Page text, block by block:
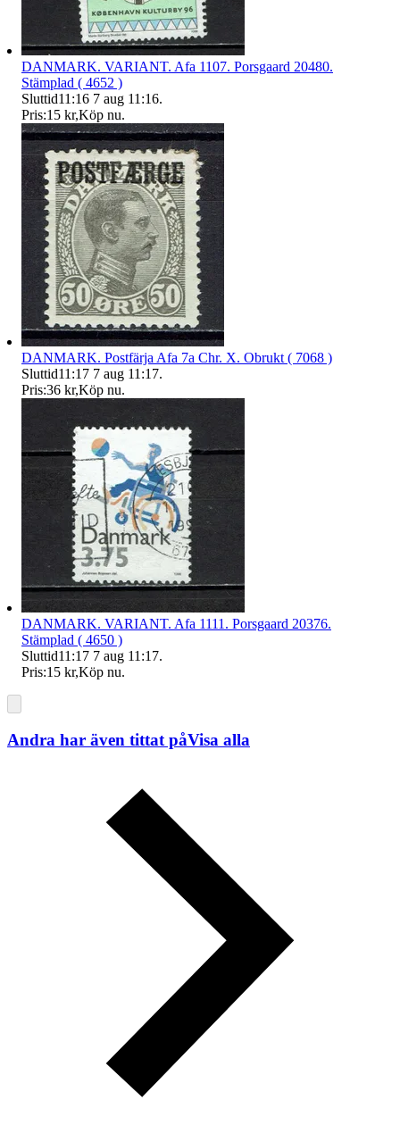
DANMARK. VARIANT. Afa 1107. Porsgaard 20480.
Stämplad ( 4652 )
Sluttid11:16 7 aug 11:16.
Pris:15 kr,Köp nu.
DANMARK. Postfärja Afa 7a Chr. X. Obrukt ( 7068 )
Sluttid11:17 7 aug 11:17.
Pris:36 kr,Köp nu.
DANMARK. VARIANT. Afa 1111. Porsgaard 20376.
Stämplad ( 4650 )
Sluttid11:17 7 aug 11:17.
Pris:15 kr,Köp nu.
Andra har även tittat påVisa alla